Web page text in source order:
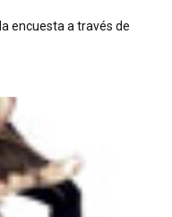
encuesta a través de